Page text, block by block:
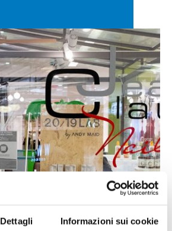
Dettagli Informazioni sui cookie